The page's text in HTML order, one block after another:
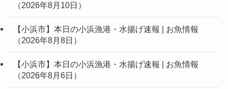
（2026年8月10日）
【小浜市】本日の小浜漁港・水揚げ速報 | お魚情報
（2026年8月8日）
【小浜市】本日の小浜漁港・水揚げ速報 | お魚情報
（2026年8月6日）